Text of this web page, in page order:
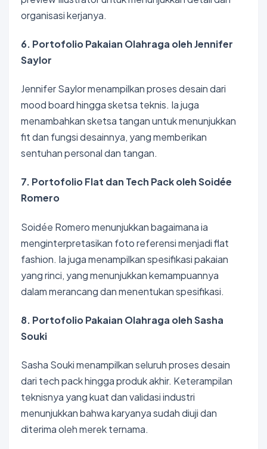
organisasi kerjanya.
6. Portofolio Pakaian Olahraga oleh Jennifer
Saylor
Jennifer Saylor menampilkan proses desain dari
mood board hingga sketsa teknis. Ia juga
menambahkan sketsa tangan untuk menunjukkan
fit dan fungsi desainnya, yang memberikan
sentuhan personal dan tangan.
7. Portofolio Flat dan Tech Pack oleh Soidée
Romero
Soidée Romero menunjukkan bagaimana ia
menginterpretasikan foto referensi menjadi flat
fashion. Ia juga menampilkan spesifikasi pakaian
yang rinci, yang menunjukkan kemampuannya
dalam merancang dan menentukan spesifikasi.
8. Portofolio Pakaian Olahraga oleh Sasha
Souki
Sasha Souki menampilkan seluruh proses desain
dari tech pack hingga produk akhir. Keterampilan
teknisnya yang kuat dan validasi industri
menunjukkan bahwa karyanya sudah diuji dan
diterima oleh merek ternama.